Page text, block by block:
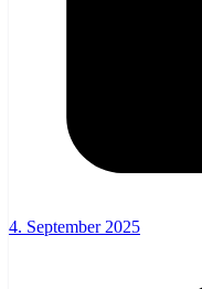
4. September 2025